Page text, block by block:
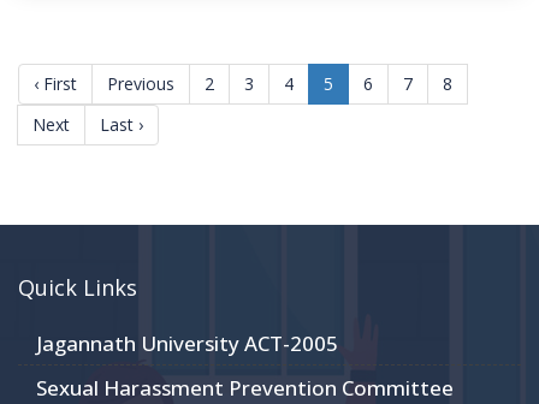
‹ First Previous 2 3 4 5 (current)
6 7
8
Next
Last ›
Quick Links
Jagannath University ACT-2005
Sexual Harassment Prevention Committee